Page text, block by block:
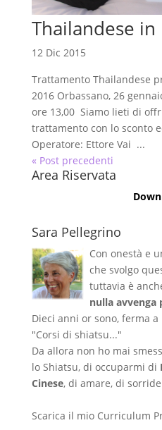
Thailandese
12 Dic 2015
Trattamento Thailandese
2016 Orbassano, 26
ore 13,00 Siamo lieti di
trattamento con lo sconto
Operatore: Ettore Vai ...
« Post precedenti
Area Riservata
Sara Pellegrino
Con onestà e
che svolgo
tuttavia è
nulla avvenga
Dieci anni or sono, ferma
"Corsi di shiatsu..."
Da allora non ho mai
lo Shiatsu, di occuparmi di
Cinese, di amare, di
Scarica il mio Curriculum